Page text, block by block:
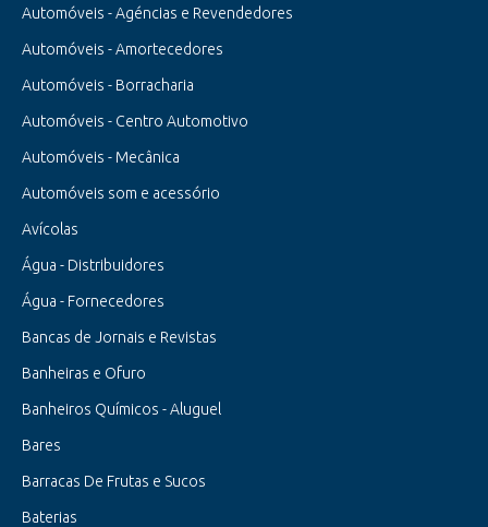
Automóveis - Agéncias e Revendedores
Automóveis - Amortecedores
Automóveis - Borracharia
Automóveis - Centro Automotivo
Automóveis - Mecânica
Automóveis som e acessório
Avícolas
Água - Distribuidores
Água - Fornecedores
Bancas de Jornais e Revistas
Banheiras e Ofuro
Banheiros Químicos - Aluguel
Bares
Barracas De Frutas e Sucos
Baterias